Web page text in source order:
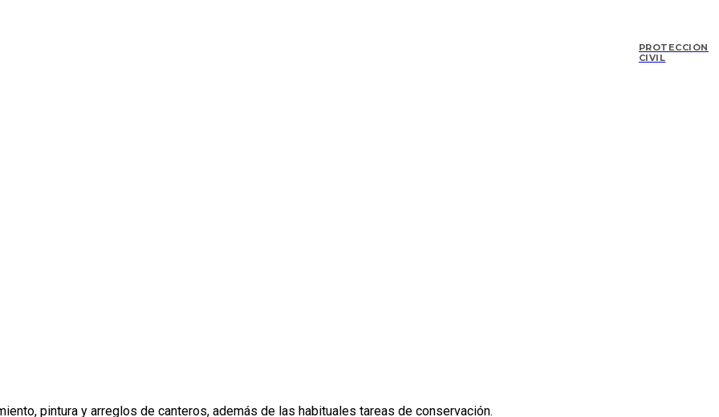
PROTECCIÓN
CIVIL
pintura y arreglos de canteros, además de las habituales tareas de conservación.